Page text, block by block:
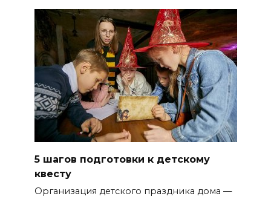
5 шагов подготовки к детскому
квесту
Организация детского праздника дома —